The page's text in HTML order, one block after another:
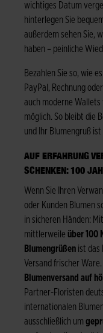
wichtiges Datum
hinterlegen Sie
außerdem sehen Sie,
haben – peinliche
Bezahlen Sie so, wie
PayPal, Rechnung
auch moderne Wallets
möglich. So bleibt die
und Ihr Blumengruß
AUF ERFAHRUNG
SCHENKEN: 100
Wenn Sie Ihren
oder Kunden Blumen
in sicheren Händen:
mittlerweile über 100
Blumengrüßen ist das
Versand frischer
Blumenversand auf
Partner-Floristen
internationalen
ausschließlich um